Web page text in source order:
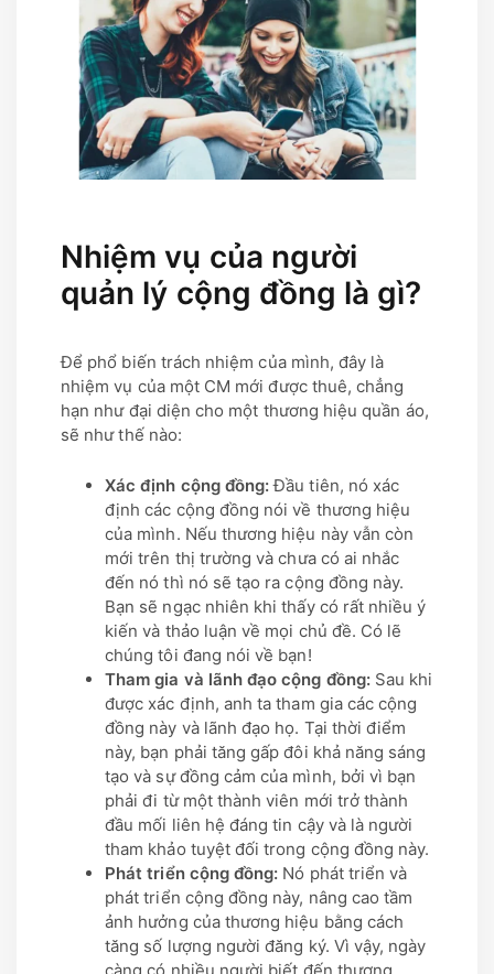
Nhiệm vụ của người
quản lý cộng đồng là gì?
Để phổ biến trách nhiệm của mình, đây là
nhiệm vụ của một CM mới được thuê, chẳng
hạn như đại diện cho một thương hiệu quần áo,
sẽ như thế nào:
Xác định cộng đồng:Đầu tiên, nó xác
định các cộng đồng nói về thương hiệu
của mình. Nếu thương hiệu này vẫn còn
mới trên thị trường và chưa có ai nhắc
đến nó thì nó sẽ tạo ra cộng đồng này.
Bạn sẽ ngạc nhiên khi thấy có rất nhiều ý
kiến và thảo luận về mọi chủ đề. Có lẽ
chúng tôi đang nói về bạn!
Tham gia và lãnh đạo cộng đồng:Sau khi
được xác định, anh ta tham gia các cộng
đồng này và lãnh đạo họ. Tại thời điểm
này, bạn phải tăng gấp đôi khả năng sáng
tạo và sự đồng cảm của mình, bởi vì bạn
phải đi từ một thành viên mới trở thành
đầu mối liên hệ đáng tin cậy và là người
tham khảo tuyệt đối trong cộng đồng này.
Phát triển cộng đồng: Nó phát triển và
phát triển cộng đồng này, nâng cao tầm
ảnh hưởng của thương hiệu bằng cách
tăng số lượng người đăng ký. Vì vậy, ngày